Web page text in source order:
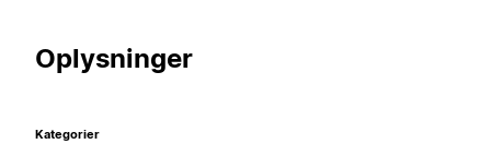
Oplysninger
Kategorier